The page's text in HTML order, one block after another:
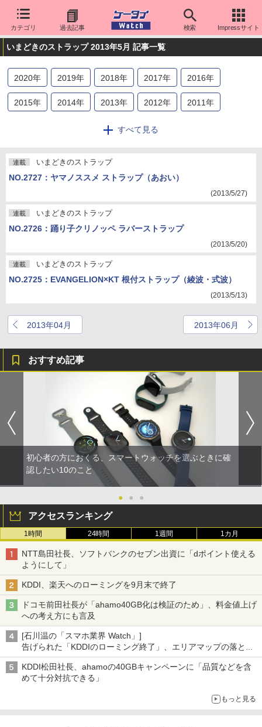
カテゴリ 過去記事 検索 Impressサイト
いまどきのストラップ 2013年5月 記事一覧
2020年 2019年 2018年 2017年 2016年
2015年 2014年 2013年 2012年 2011年
2008年 2007
2000年
すべて見る
連載 いまどきのストラップ
NO.2727：ヤマノススメ ストラップ（あおい）
(2013/5/27)
連載 いまどきのストラップ
NO.2726：踊り子クリノッペ ラバーストラップ
(2013/5/20)
連載 いまどきのストラップ
NO.2725：EVANGELION×KT 根付ストラップ（綾波・式波）
(2013/5/13)
2013年04月 2013年06月
おすすめ記事
初心者の方におくる、スマートウォッチを選ぶときに確
認したい10のこと
● ● ●
アクセスランキング
1時間 24時間 1週間 1カ月
NTT島田社長、ソフトバンクのセブン出資に「dポイント使える
ようにして」
KDDI、楽天へのローミングを9月末で終了
ドコモ前田社長が「ahamo40GB化は検証のため」、料金値上げ
への考え方にも言及
[石川温の「スマホ業界 Watch」]
告げられた「KDDIのローミング終了」、エリアマップの落とし
穴と楽天モバイルの課題
KDDI松田社長、ahamoの40GBキャンペーンに「品質などを含
めて十分対抗できる」
もっと見る